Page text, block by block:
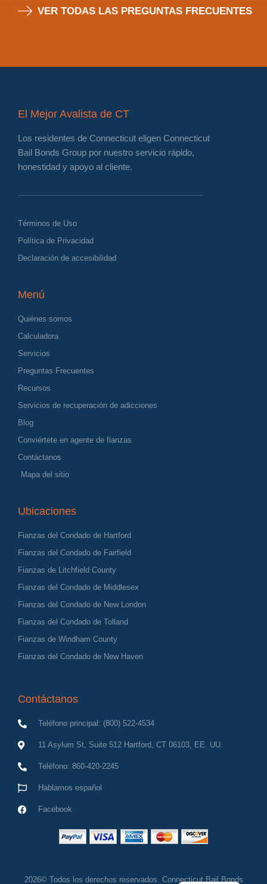
VER TODAS LAS PREGUNTAS FRECUENTES
El Mejor Avalista de CT
Los residentes de Connecticut eligen Connecticut
Bail Bonds Group por nuestro servicio rápido,
honestidad y apoyo al cliente.
Términos de Uso
Política de Privacidad
Declaración de accesibilidad
Menú
Quiénes somos
Calculadora
Servicios
Preguntas Frecuentes
Recursos
Servicios de recuperación de adicciones
Blog
Conviértete en agente de fianzas
Contáctanos
Mapa del sitio
Ubicaciones
Fianzas del Condado de Hartford
Fianzas del Condado de Fairfield
Fianzas de Litchfield County
Fianzas del Condado de Middlesex
Fianzas del Condado de New London
Fianzas del Condado de Tolland
Fianzas de Windham County
Fianzas del Condado de New Haven
Contáctanos
Teléfono principal: (800) 522-4534
11 Asylum St, Suite 512 Hartford, CT 06103, EE. UU.
Teléfono: 860-420-2245
Hablamos español
Facebook
2026© Todos los derechos reservados. Connecticut Bail Bonds
English